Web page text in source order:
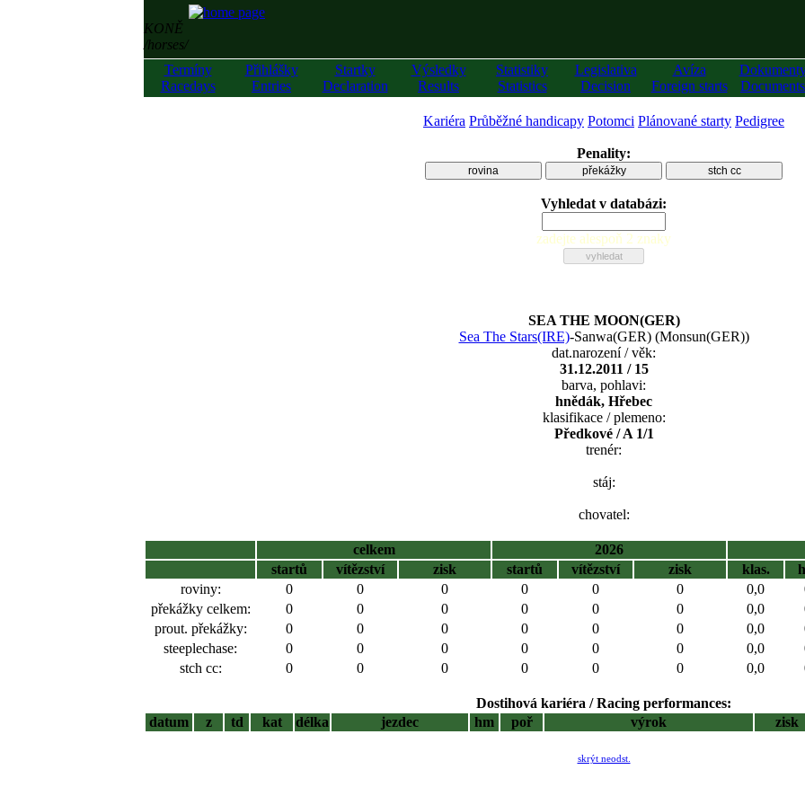
KONĚ
/horses/
Termíny
Racedays
Přihlášky
Entries
Startky
Declaration
Výsledky
Results
Statistiky
Statistics
Legislativa
Decision
Avíza
Foreign starts
Documents
Kariéra Průběžné handicapy Potomci Plánované starty Pedigree
Penality:
rovina překážky stch cc
Vyhledat v databázi:
zadejte alespoň 2 znaky
SEA THE MOON(GER)
Sea The Stars(IRE)-Sanwa(GER)(Monsun(GER))
dat.narození / věk:
31.12.2011 / 15
barva, pohlavi:
hnědák, Hřebec
klasifikace / plemeno:
Předkové / A 1/1
trenér:
stáj:
chovatel:
celkem
2026
startů
vítězství zisk startů vítězství zisk klas.
roviny:
0 0 0 0 0 0 0,0
překážky celkem:
0 0 0 0 0 0 0,0
prout. překážky:
0 0 0 0 0 0 0,0
steeplechase:
0 0 0 0 0 0 0,0
stch cc:
0 0 0 0 0 0 0,0
Dostihová kariéra / Racing performances:
datum
z td kat délka jezdec hm poř výrok zisk
skrýt neodst.